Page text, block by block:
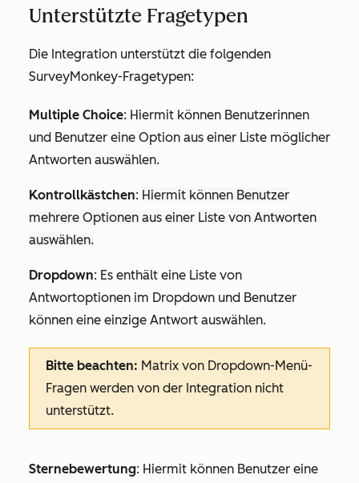
Unterstützte Fragetypen
Die Integration unterstützt die folgenden
SurveyMonkey-Fragetypen:
Multiple Choice: Hiermit können Benutzerinnen
und Benutzer eine Option aus einer Liste möglicher
Antworten auswählen.
Kontrollkästchen: Hiermit können Benutzer
mehrere Optionen aus einer Liste von Antworten
auswählen.
Dropdown: Es enthält eine Liste von
Antwortoptionen im Dropdown und Benutzer
können eine einzige Antwort auswählen.
Bitte beachten: Matrix von Dropdown-Menü-
Fragen werden von der Integration nicht
unterstützt.
Sternebewertung: Hiermit können Benutzer eine